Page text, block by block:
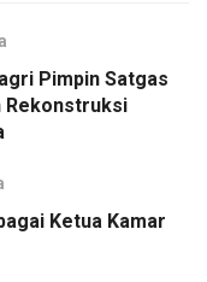
Pimpin Satgas
Rekonstruksi
Ketua Kamar